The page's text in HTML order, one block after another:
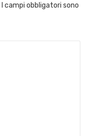
I campi obbligatori sono